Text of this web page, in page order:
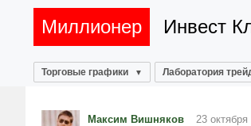
Миллионер Инвест
Торговые графики Лаборатория
Максим Вишняков 23